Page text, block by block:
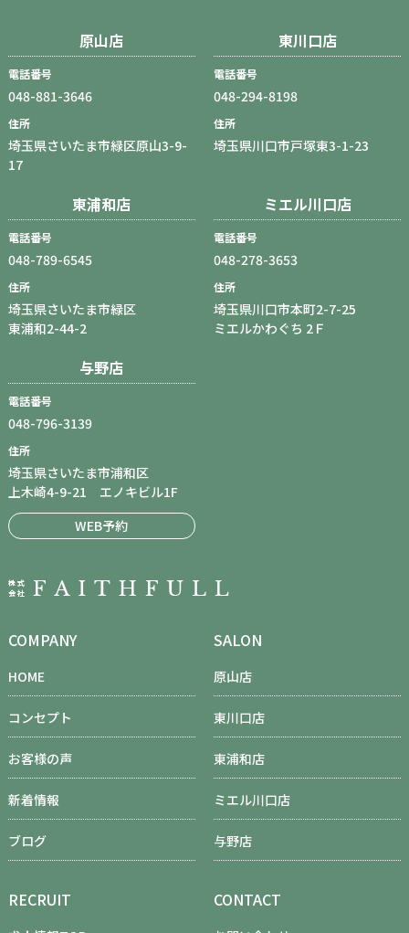
原山店
電話番号
048-881-3646
住所
埼玉県さいたま市緑区原山3-9-
17
東川口店
電話番号
048-294-8198
住所
埼玉県川口市戸塚東3-1-23
東浦和店
電話番号
048-789-6545
住所
埼玉県さいたま市緑区
東浦和2-44-2
ミエル川口店
電話番号
048-278-3653
住所
埼玉県川口市本町2-7-25
ミエルかわぐち 2Ｆ
与野店
電話番号
048-796-3139
住所
埼玉県さいたま市浦和区
上木崎4-9-21 エノキビル1F
WEB予約
COMPANY
HOME
コンセプト
お客様の声
新着情報
ブログ
SALON
原山店
東川口店
東浦和店
ミエル川口店
与野店
RECRUIT CONTACT